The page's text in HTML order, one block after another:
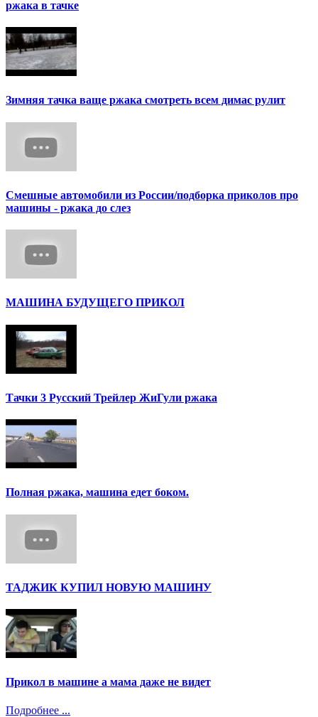
ржака в тачке
Зимняя тачка ваще ржака смотреть всем димас рулит
Смешные автомобили из России/подборка приколов про
машины - ржака до слез
МАШИНА БУДУЩЕГО ПРИКОЛ
Тачки 3 Русский Трейлер ЖиГули ржака
Полная ржака, машина едет боком.
ТАДЖИК КУПИЛ НОВУЮ МАШИНУ
Прикол в машине а мама даже не видет
Подробнее ...